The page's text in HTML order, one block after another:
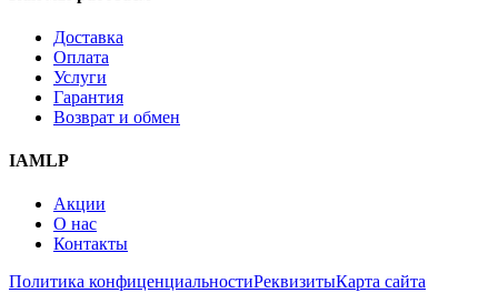
Доставка
Оплата
Услуги
Гарантия
Возврат и обмен
IAMLP
Акции
О нас
Контакты
Политика конфиценциальностиРеквизитыКарта сайта